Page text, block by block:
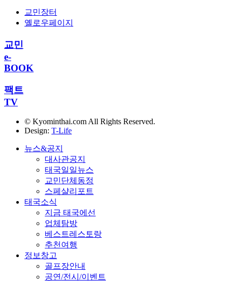
교민장터
옐로우페이지
교민
e-
BOOK
팩트
TV
© Kyominthai.com All Rights Reserved.
Design: T-Life
뉴스&공지
대사관공지
태국일일뉴스
교민단체동정
스페샬리포트
태국소식
지금 태국에선
업체탐방
베스트레스토랑
추천여행
정보창고
골프장안내
공연/전시/이벤트